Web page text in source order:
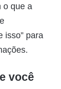
o que a
isso” para
você